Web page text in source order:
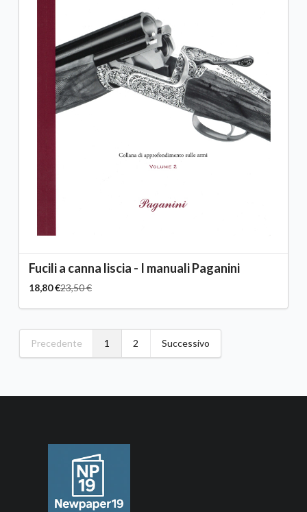
Fucili a canna liscia - I manuali Paganini
18,80 €23,50 €
Precedente 1 2 Successivo